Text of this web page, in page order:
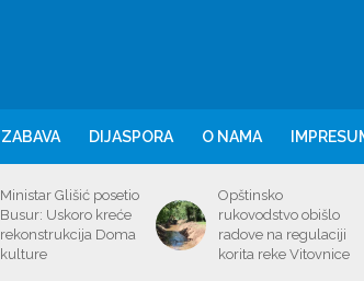
ZABAVA DIJASPORA O NAMA
Ministar Glišić posetio
Busur: Uskoro kreće
rekonstrukcija Doma
kulture
Opštinsko
rukovodstvo obišlo
radove na regulaciji
korita reke Vitovnice